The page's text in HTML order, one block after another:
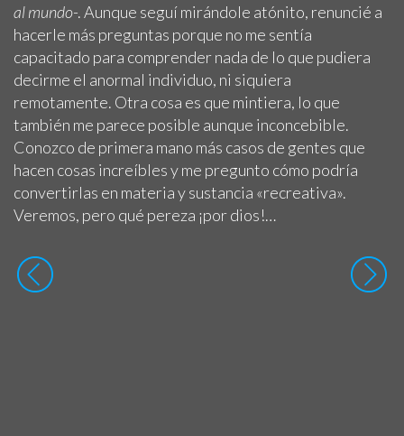
al mundo-. Aunque seguí mirándole atónito, renuncié a
hacerle más preguntas porque no me sentía
capacitado para comprender nada de lo que pudiera
decirme el anormal individuo, ni siquiera
remotamente. Otra cosa es que mintiera, lo que
también me parece posible aunque inconcebible.
Conozco de primera mano más casos de gentes que
hacen cosas increíbles y me pregunto cómo podría
convertirlas en materia y sustancia «recreativa».
Veremos, pero qué pereza ¡por dios!…